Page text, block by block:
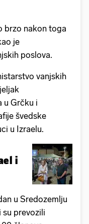
brzo nakon toga
je
poslova.
vanjskih
u Grčku i
švedske
u Izraelu.
i
u Sredozemlju
prevozili